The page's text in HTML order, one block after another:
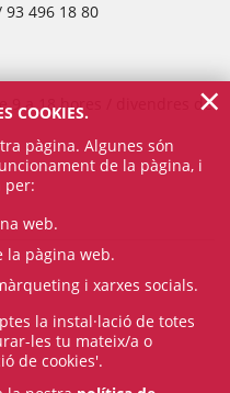
93 496 18 80
9 a 18 hores / divendres de
COOKIES.
pàgina. Algunes són
de la pàgina, i
per:
web.
la pàgina web.
i xarxes socials.
la instal·lació de totes
les tu mateix/a o
de cookies'.
×